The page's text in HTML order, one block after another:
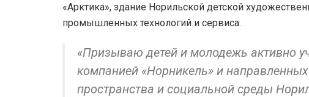
«Арктика», здание Норильской детской
промышленных технологий и сервиса.
«Призываю детей и молодежь активно
компанией «Норникель» и
пространства и социальной среды